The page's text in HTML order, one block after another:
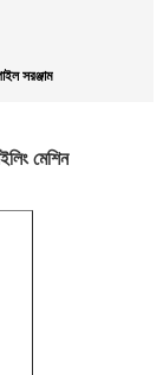
সরঞ্জাম
মেশিন